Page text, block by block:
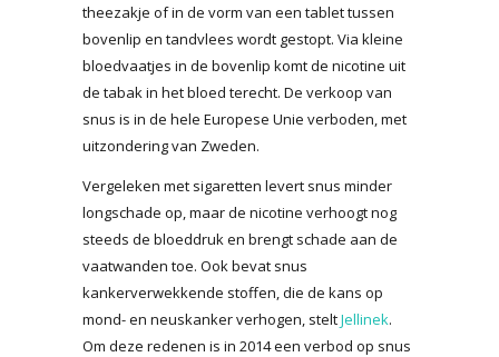
theezakje of in de vorm van een tablet tussen
bovenlip en tandvlees wordt gestopt. Via kleine
bloedvaatjes in de bovenlip komt de nicotine uit
de tabak in het bloed terecht. De verkoop van
snus is in de hele Europese Unie verboden, met
uitzondering van Zweden.
Vergeleken met sigaretten levert snus minder
longschade op, maar de nicotine verhoogt nog
steeds de bloeddruk en brengt schade aan de
vaatwanden toe. Ook bevat snus
kankerverwekkende stoffen, die de kans op
mond- en neuskanker verhogen, steltJellinek.
Om deze redenen is in 2014 een verbod op snus